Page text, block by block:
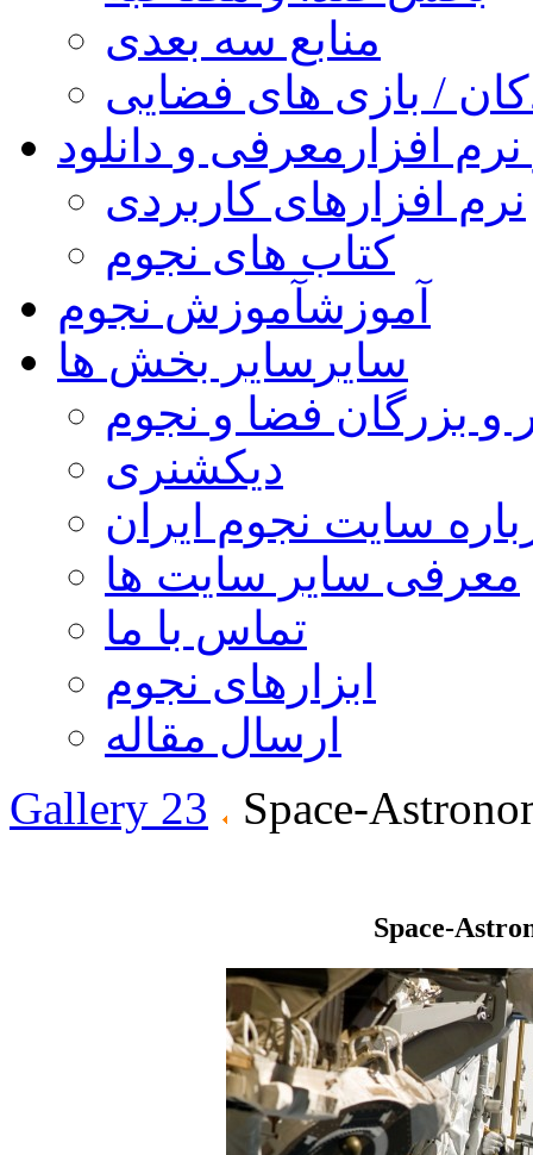
منابع سه بعدی
/ بازی های فضایی
افزار معرفی و دانلود
نرم افزارهای کاربردی
کتاب های نجوم
آموزشآموزش نجوم
سایر سایر بخش ها
و بزرگان فضا و نجوم
دیکشنری
سایت نجوم ایران
معرفی سایر سایت ها
تماس با ما
ابزارهای نجوم
ارسال مقاله
Gallery 23
Space-
Space-